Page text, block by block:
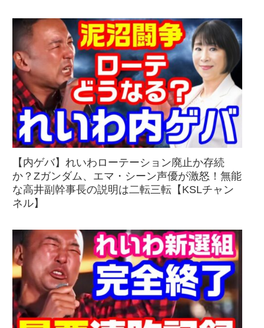
【内ゲバ】れいわローテーション廃止か存続
か？Zガンダム、エマ・シーン声優が激怒！無能
な高井副幹事長の説明は二転三転【KSLチャン
ネル】